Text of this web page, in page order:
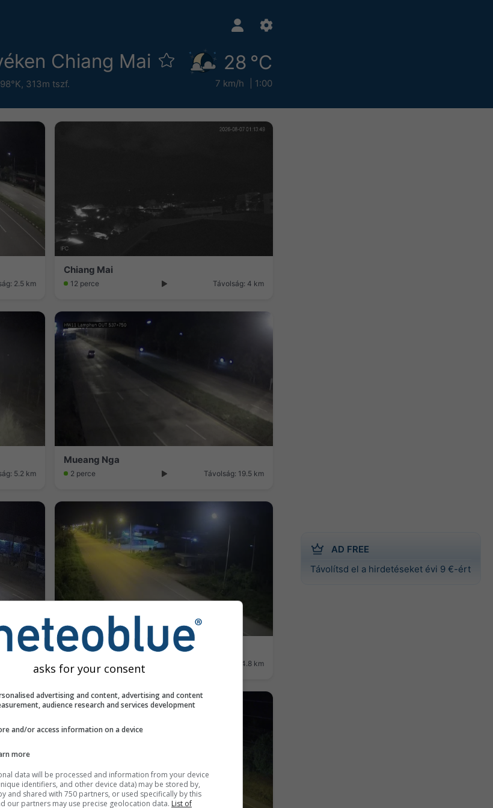
Chiang Mai
313m tszf.
28 °C
7 km/h 1:00
AD FREE
Távolítsd el a hirdetéseket évi 9 €-ért
2.5 km
Chiang Mai
12 perce Távolság: 4 km
5.2 km
Mueang Nga
2 perce Távolság: 19.5 km
Makhuea Chae: 1147
Távolság: 24.8 km
asks for your consent
advertising and content, advertising and content
audience research and services development
and/or access information on a device
more
data will be processed and information from your device
identifiers, and other device data) may be stored by,
and shared with 750 partners, or used specifically by this
our partners may use precise geolocation data. List of